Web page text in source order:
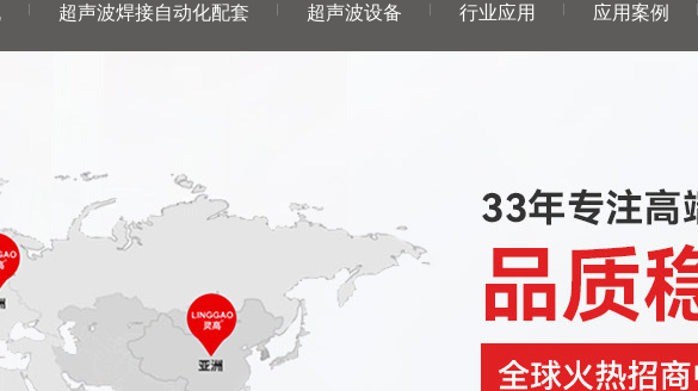
超声波焊接自动化配套 超声波设备 行业应用 应用案例